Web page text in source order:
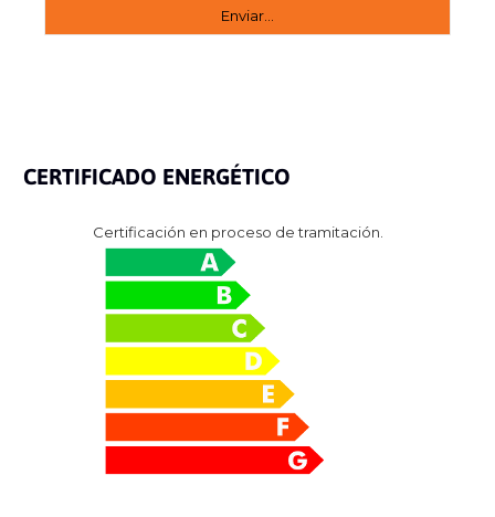
CERTIFICADO ENERGÉTICO
Certificación en proceso de tramitación.